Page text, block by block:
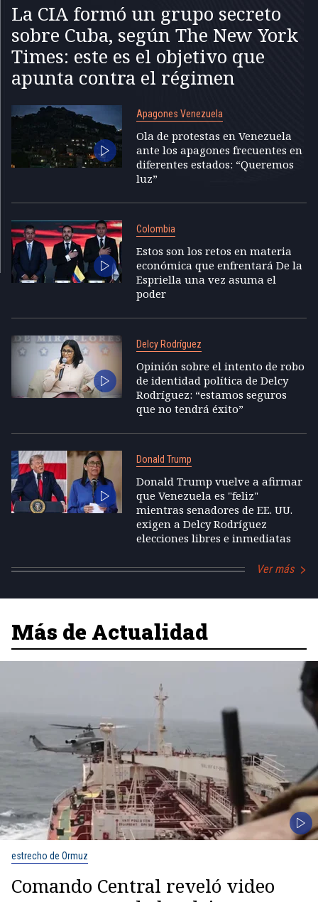
La CIA formó un grupo secreto
sobre Cuba, según The New York
Times: este es el objetivo que
apunta contra el régimen
Apagones Venezuela
Ola de protestas en Venezuela
ante los apagones frecuentes en
diferentes estados: “Queremos
luz”
Colombia
Estos son los retos en materia
económica que enfrentará De la
Espriella una vez asuma el
poder
Delcy Rodríguez
Opinión sobre el intento de robo
de identidad política de Delcy
Rodríguez: “estamos seguros
que no tendrá éxito”
Donald Trump
Donald Trump vuelve a afirmar
que Venezuela es "feliz"
mientras senadores de EE. UU.
exigen a Delcy Rodríguez
elecciones libres e inmediatas
Ver más
Más de Actualidad
estrecho de Ormuz
Comando Central reveló video